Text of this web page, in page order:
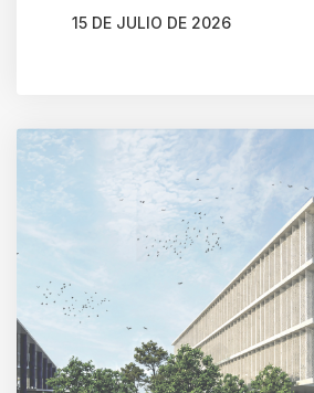
15 DE JULIO DE 2026